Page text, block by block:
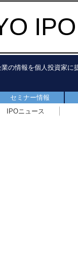
の情報を個人投資家に
セミナー情報
IPOニュース